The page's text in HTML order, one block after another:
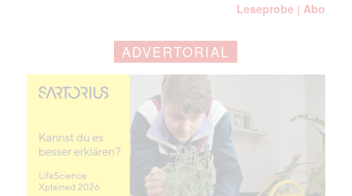
Leseprobe |Abo
ADVERTORIAL